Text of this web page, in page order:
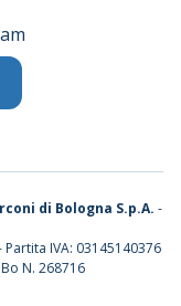
di Bologna S.p.A. -
IVA: 03145140376
N. 268716